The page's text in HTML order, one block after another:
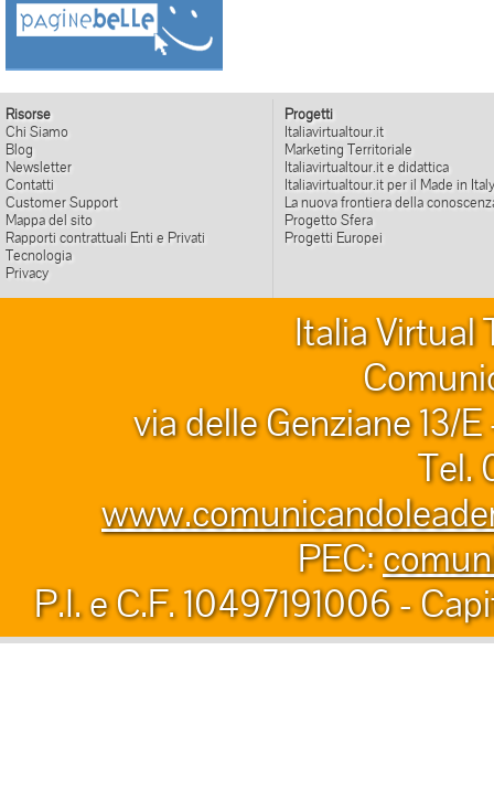
Risorse
Chi Siamo
Blog
Newsletter
Contatti
Customer Support
Mappa del sito
Rapporti contrattuali Enti e Privati
Tecnologia
Privacy
Progetti
Italiavirtualtour.it
Marketing Territoriale
Italiavirtualtour.it e didattica
Italiavirtualtour.it per il Made in Italy
La nuova frontiera della
Progetto Sfera
Progetti Europei
Italia Virtual
via delle Genziane 13/
Tel.
PEC:
P.I. e C.F. 10497191006 -